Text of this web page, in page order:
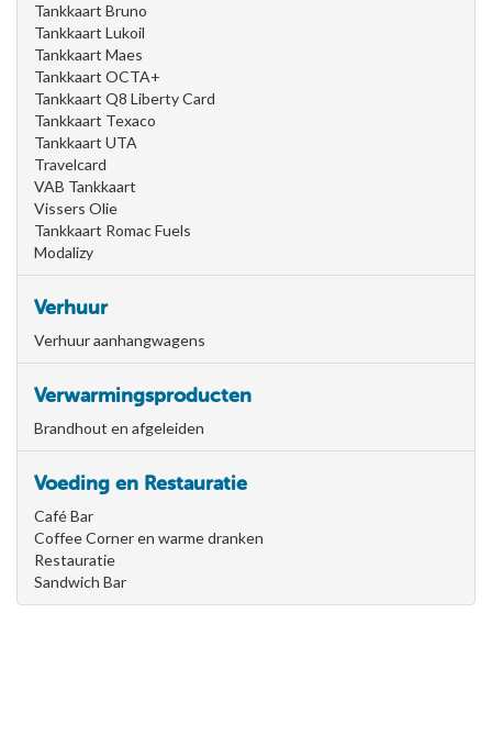
Tankkaart Bruno
Tankkaart Lukoil
Tankkaart Maes
Tankkaart OCTA+
Tankkaart Q8 Liberty Card
Tankkaart Texaco
Tankkaart UTA
Travelcard
VAB Tankkaart
Vissers Olie
Tankkaart Romac Fuels
Modalizy
Verhuur
Verhuur aanhangwagens
Verwarmingsproducten
Brandhout en afgeleiden
Voeding en Restauratie
Café Bar
Coffee Corner en warme dranken
Restauratie
Sandwich Bar